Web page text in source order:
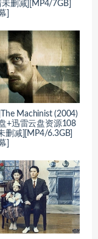
删减][MP4/7GB]
]
Machinist (2004)
+迅雷云盘资源108
删减][MP4/6.3GB]
]